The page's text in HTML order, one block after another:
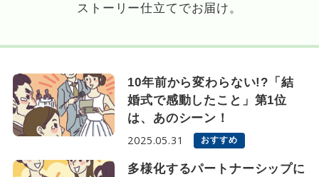
ストーリー仕立てでお届け。
10年前から変わらない!?「結
婚式で感動したこと」第1位
は、あのシーン！
2025.05.31
おすすめ
多様化するパートナーシップに